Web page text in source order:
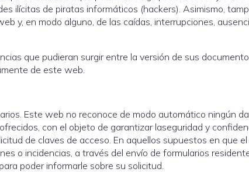
ilícitas de piratas informáticos (hackers). Asimismo,
y, en modo alguno, de las caídas, interrupciones,
que pudieran surgir entre la versión de sus
de este web.
Este web no reconoce de modo automático ningún
con el objeto de garantizar laseguridad y
de claves de acceso. En aquellos supuestos en que
o incidencias, a través del envío de formularios
poder informarle sobre su solicitud.